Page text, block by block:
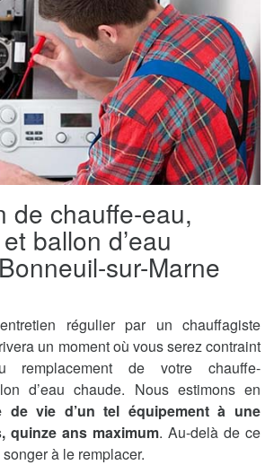
de chauffe-eau,
ballon d’eau
sur-Marne
régulier par un chauffagiste
un moment où vous serez contraint
remplacement de votre chauffe-
d’eau chaude. Nous estimons en
de vie d’un tel équipement à une
quinze ans maximum. Au-delà de ce
à le remplacer.